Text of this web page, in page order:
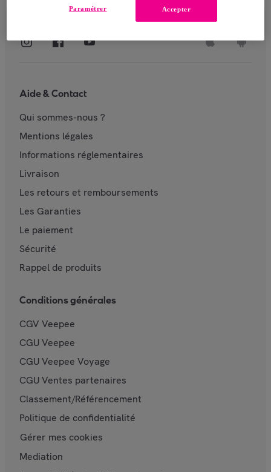
Aide & Contact
Qui sommes-nous ?
Mentions légales
Informations réglementaires
Livraison
Les retours et remboursements
Les Garanties
Le paiement
Sécurité
Rappel de produits
Conditions générales
CGV Veepee
CGU Veepee
CGU Veepee Voyage
CGU Ventes partenaires
Classement/Référencement
Politique de confidentialité
Gérer mes cookies
Mediation
Accepter
Paramétrer